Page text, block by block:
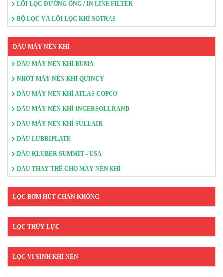
LÕI LỌC ĐƯỜNG ỐNG / IN LINE FILTER
BỘ LỌC VÀ LÕI LỌC KHÍ SOTRAS
DẦU MÁY NÉN KHÍ
DẦU MÁY NÉN KHÍ BUMA
NHỚT MÁY NÉN KHÍ QUINCY
DẦU MÁY NÉN KHÍ ATLAS COPCO
DẦU MÁY NÉN KHÍ INGERSOLL RAND
DẦU MÁY NÉN KHÍ SULLAIR
DẦU LUBRIPLATE
DẦU KLUBER SUMMIT - USA
DẦU THAY THẾ CHO MÁY NÉN KHÍ
LỌC BƠM HÚT CHÂN KHÔNG
LỌC THỦY LỰC
LỌC VI SINH KHÍ NÉN